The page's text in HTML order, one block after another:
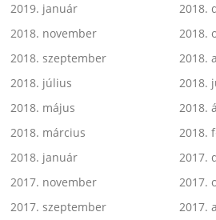
2019. január
2018.
2018. november
2018.
2018. szeptember
2018.
2018. július
2018.
2018. május
2018.
2018. március
2018.
2018. január
2017.
2017. november
2017.
2017. szeptember
2017.